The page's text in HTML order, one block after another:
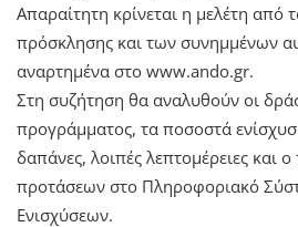
Απαραίτητη κρίνεται η μελέτη από
πρόσκλησης και των συνημμένων
αναρτημένα στο www.ando.gr.
Στη συζήτηση θα αναλυθούν οι
προγράμματος, τα ποσοστά
δαπάνες, λοιπές λεπτομέρειες και
προτάσεων στο Πληροφοριακό
Ενισχύσεων.